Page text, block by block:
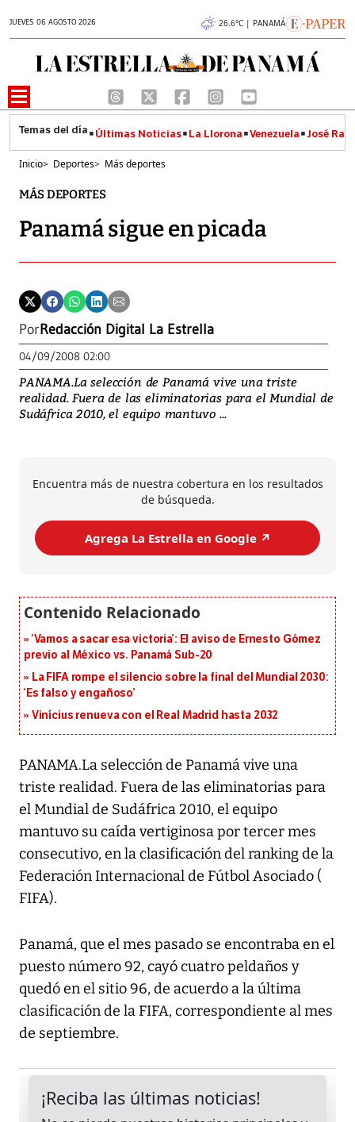
JUEVES 06 AGOSTO 2026 26.6°C | PANAMÁ
Últimas Noticias La Llorona Venezuela José
Inicio> Deportes> Más deportes
MÁS DEPORTES
Panamá sigue en picada
PorRedacción Digital La Estrella
04/09/2008 02:00
PANAMA.La selección de Panamá vive una triste
realidad. Fuera de las eliminatorias para el Mundial de
Sudáfrica 2010, el equipo mantuvo ...
Encuentra más de nuestra cobertura en los resultados
de búsqueda.
Agrega La Estrella en Google ↗️
‘Vamos a sacar esa victoria’: El aviso de Ernesto Gómez
previo al México vs. Panamá Sub-20
La FIFA rompe el silencio sobre la final del Mundial 2030:
‘Es falso y engañoso’
Vinícius renueva con el Real Madrid hasta 2032
PANAMA.La selección de Panamá vive una
triste realidad. Fuera de las eliminatorias para
el Mundial de Sudáfrica 2010, el equipo
mantuvo su caída vertiginosa por tercer mes
consecutivo, en la clasificación del ranking de la
Federación Internacional de Fútbol Asociado (
FIFA).
Panamá, que el mes pasado se encontraba en el
puesto número 92, cayó cuatro peldaños y
quedó en el sitio 96, de acuerdo a la última
clasificación de la FIFA, correspondiente al mes
de septiembre.